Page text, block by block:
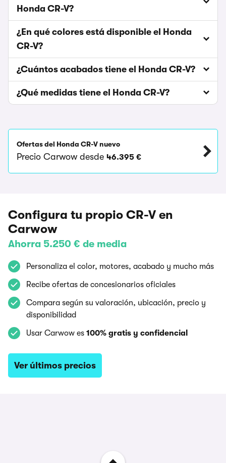
Honda CR-V?
¿En qué colores está disponible el Honda
CR-V?
¿Cuántos acabados tiene el Honda CR-V?
¿Qué medidas tiene el Honda CR-V?
Ofertas del Honda CR-V nuevo
Precio Carwow desde 46.395 €
Configura tu propio CR-V en
Carwow
Ahorra 5.250 € de media
Personaliza el color, motores, acabado y mucho más
Recibe ofertas de concesionarios oficiales
Compara según su valoración, ubicación, precio y
disponibilidad
Usar Carwow es 100% gratis y confidencial
Ver últimos precios